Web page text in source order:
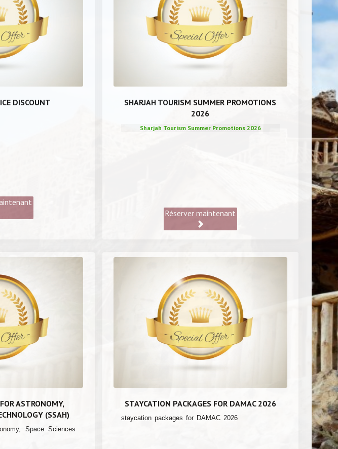
DISCOUNT
SHARJAH TOURISM SUMMER PROMOTIONS
2026
Sharjah Tourism Summer Promotions 2026
Réserver maintenant
ASTRONOMY,
(SSAH)
Space Sciences
STAYCATION PACKAGES FOR DAMAC 2026
staycation packages for DAMAC 2026